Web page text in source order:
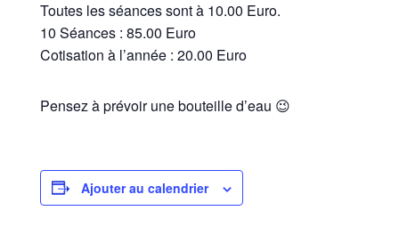
Toutes les séances sont à 10.00 Euro.
10 Séances : 85.00 Euro
Cotisation à l’année : 20.00 Euro
Pensez à prévoir une bouteille d’eau 😉
Ajouter au calendrier